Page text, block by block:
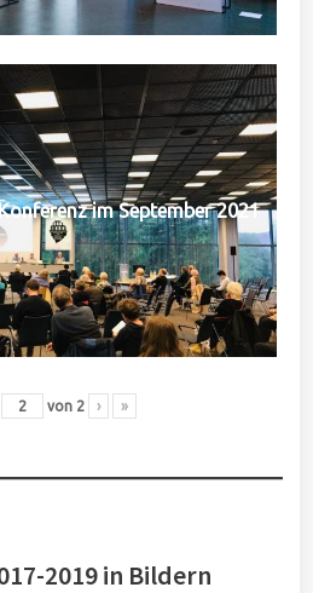
im September 2021
von 2 › »
2019 in Bildern